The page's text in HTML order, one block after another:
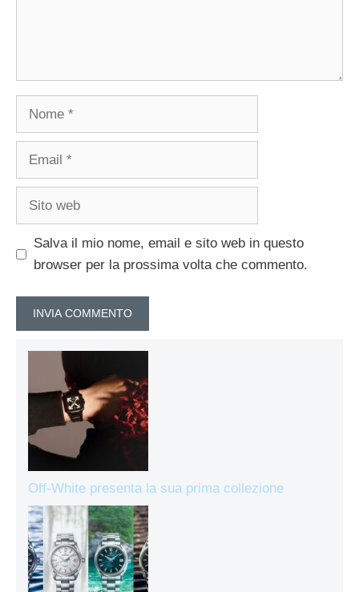
Nome
Email
Sito
Salva il mio nome, email e sito web in questo
browser per la prossima volta che commento.
Off-White presenta la sua prima collezione